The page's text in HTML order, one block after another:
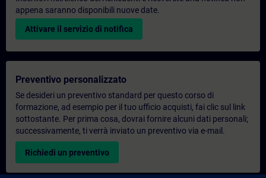
appena saranno disponibili nuove date.
Attivare il servizio di notifica
Preventivo personalizzato
Se desideri un preventivo standard per questo corso di
formazione, ad esempio per il tuo ufficio acquisti, fai clic sul link
sottostante. Per prima cosa, dovrai fornire alcuni dati personali;
successivamente, ti verrà inviato un preventivo via e-mail.
Richiedi un preventivo